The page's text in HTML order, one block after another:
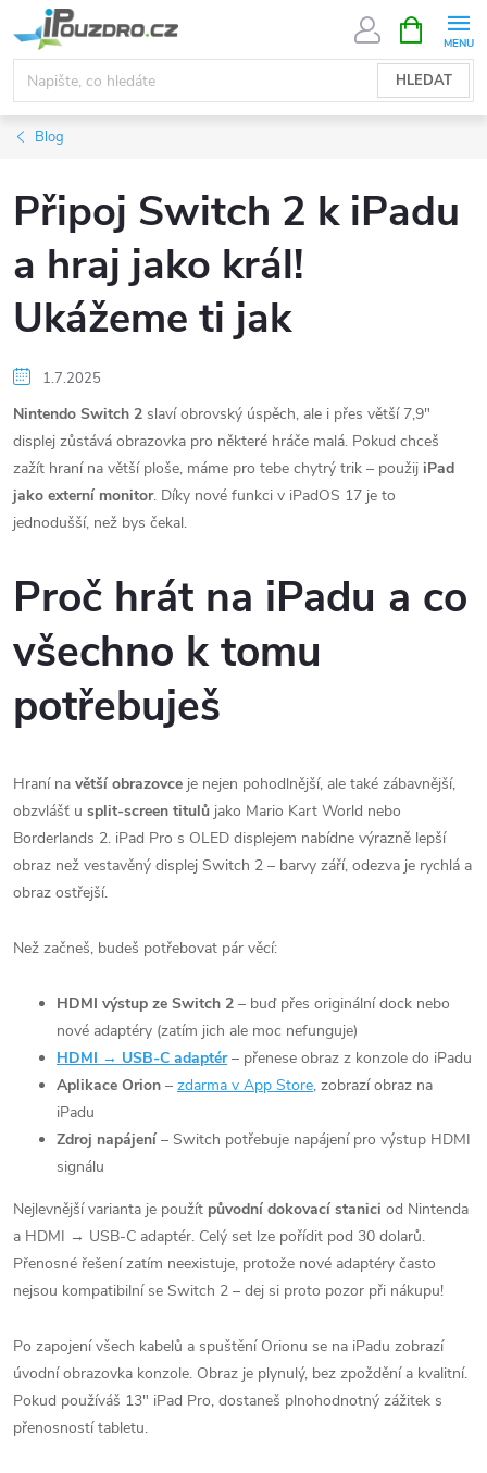
na
obsah
HLEDAT
NÁKUPNÍ
KOŠÍK
Blog
Připoj Switch 2 k iPadu
a hraj jako král!
Ukážeme ti jak
1.7.2025
Nintendo Switch 2 slaví obrovský úspěch, ale i přes větší 7,9"
displej zůstává obrazovka pro některé hráče malá. Pokud chceš
zažít hraní na větší ploše, máme pro tebe chytrý trik – použij iPad
jako externí monitor. Díky nové funkci v iPadOS 17 je to
jednodušší, než bys čekal.
Proč hrát na iPadu a co
všechno k tomu
potřebuješ
Hraní na větší obrazovce je nejen pohodlnější, ale také zábavnější,
obzvlášť u split-screen titulů jako Mario Kart World nebo
Borderlands 2. iPad Pro s OLED displejem nabídne výrazně lepší
obraz než vestavěný displej Switch 2 – barvy září, odezva je rychlá a
obraz ostřejší.
Než začneš, budeš potřebovat pár věcí:
HDMI výstup ze Switch 2 – buď přes originální dock nebo
nové adaptéry (zatím jich ale moc nefunguje)
HDMI → USB-C adaptér– přenese obraz z konzole do iPadu
Aplikace Orion – zdarma v App Store, zobrazí obraz na
iPadu
Zdroj napájení – Switch potřebuje napájení pro výstup HDMI
signálu
Nejlevnější varianta je použít původní dokovací stanici od Nintenda
a HDMI → USB-C adaptér. Celý set lze pořídit pod 30 dolarů.
Přenosné řešení zatím neexistuje, protože nové adaptéry často
nejsou kompatibilní se Switch 2 – dej si proto pozor při nákupu!
Po zapojení všech kabelů a spuštění Orionu se na iPadu zobrazí
úvodní obrazovka konzole. Obraz je plynulý, bez zpoždění a kvalitní.
Pokud používáš 13" iPad Pro, dostaneš plnohodnotný zážitek s
přenosností tabletu.